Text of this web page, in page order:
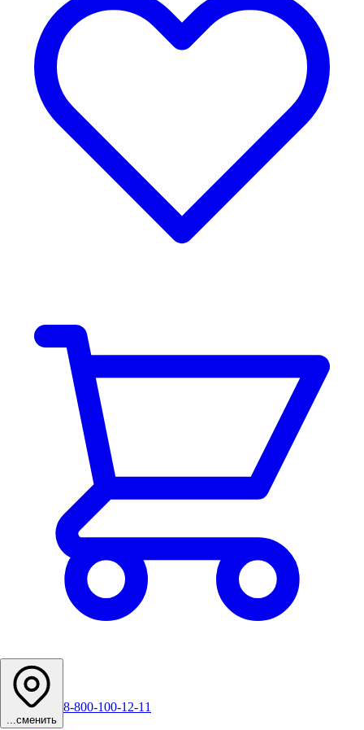
...сменить
8-800-100-12-11